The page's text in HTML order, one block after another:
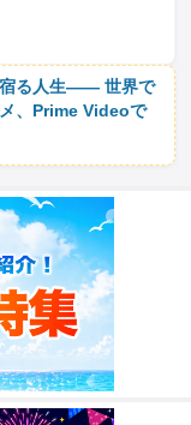
宿る人生―― 世界で
、Prime Videoで